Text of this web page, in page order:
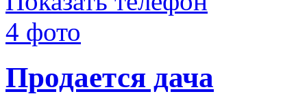
4 фото
Продается дача